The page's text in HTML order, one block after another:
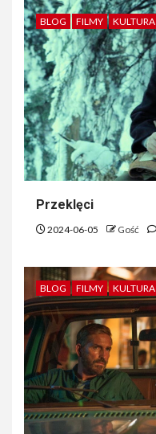
BLOG FILMY KULTURA
Przeklęci
2024-06-05 Gość
BLOG FILMY KULTURA